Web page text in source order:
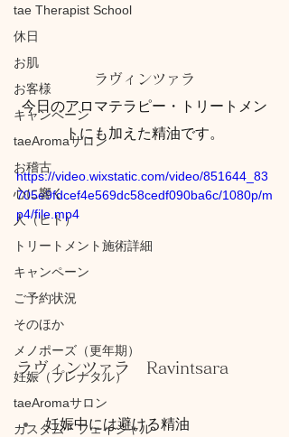
tae Therapist School
休日
お肌
お客様
キャンペーン
taeAromaサロン
お稽古
心に響く
人（ヒト）
トリートメント施術詳細
キャンペーン
ご予約状況
そのほか
メノポーズ（更年期）
妊娠（プレナタル）
taeAromaサロン
カスタム・フェイシャル
ラヴィンツァラ
今日のアロマテラピー・トリートメン
トにも加えた精油です。
https://video.wixstatic.com/video/851644_83
705e9fdcef4e569dc58cedf090ba6c/1080p/m
p4/file.mp4
ラヴィンツァラ　Ravintsara
妊娠中には避ける精油